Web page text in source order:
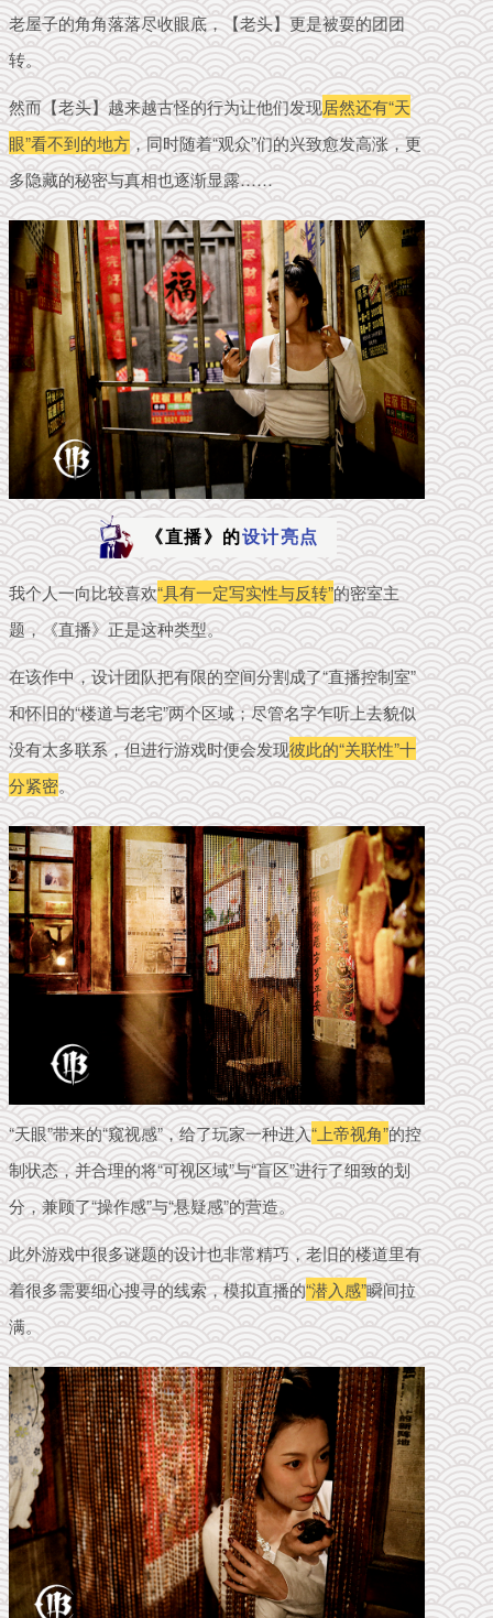
老屋子的角角落落尽收眼底，【老头】更是被耍的团团
转。
然而【老头】越来越古怪的行为让他们发现居然还有“天
眼”看不到的地方，同时随着“观众”们的兴致愈发高涨，更
多隐藏的秘密与真相也逐渐显露……
《直播》的设计亮点
我个人一向比较喜欢“具有一定写实性与反转”的密室主
题，《直播》正是这种类型。
在该作中，设计团队把有限的空间分割成了“直播控制室”
和怀旧的“楼道与老宅”两个区域；尽管名字乍听上去貌似
没有太多联系，但进行游戏时便会发现彼此的“关联性”十
分紧密。
“天眼”带来的“窥视感”，给了玩家一种进入“上帝视角”的控
制状态，并合理的将“可视区域”与“盲区”进行了细致的划
分，兼顾了“操作感”与“悬疑感”的营造。
此外游戏中很多谜题的设计也非常精巧，老旧的楼道里有
着很多需要细心搜寻的线索，模拟直播的“潜入感”瞬间拉
满。